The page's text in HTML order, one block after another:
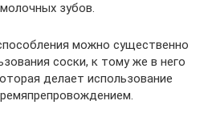
зубов.
можно существенно
соски, к тому же в него
делает использование